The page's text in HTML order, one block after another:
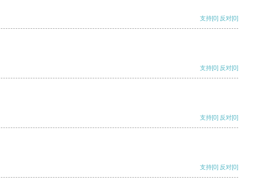
支持[0] 反对[0]
支持[0] 反对[0]
支持[0] 反对[0]
支持[0] 反对[0]